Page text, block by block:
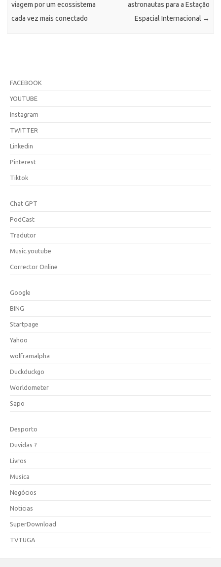
viagem por um ecossistema
cada vez mais conectado
astronautas para a Estação
Espacial Internacional →
FACEBOOK
YOUTUBE
Instagram
TWITTER
Linkedin
Pinterest
Tiktok
Chat GPT
PodCast
Tradutor
Music.youtube
Corrector Online
Google
BING
Startpage
Yahoo
wolframalpha
Duckduckgo
Worldometer
Sapo
Desporto
Duvidas ?
Livros
Musica
Negócios
Noticias
SuperDownload
TVTUGA